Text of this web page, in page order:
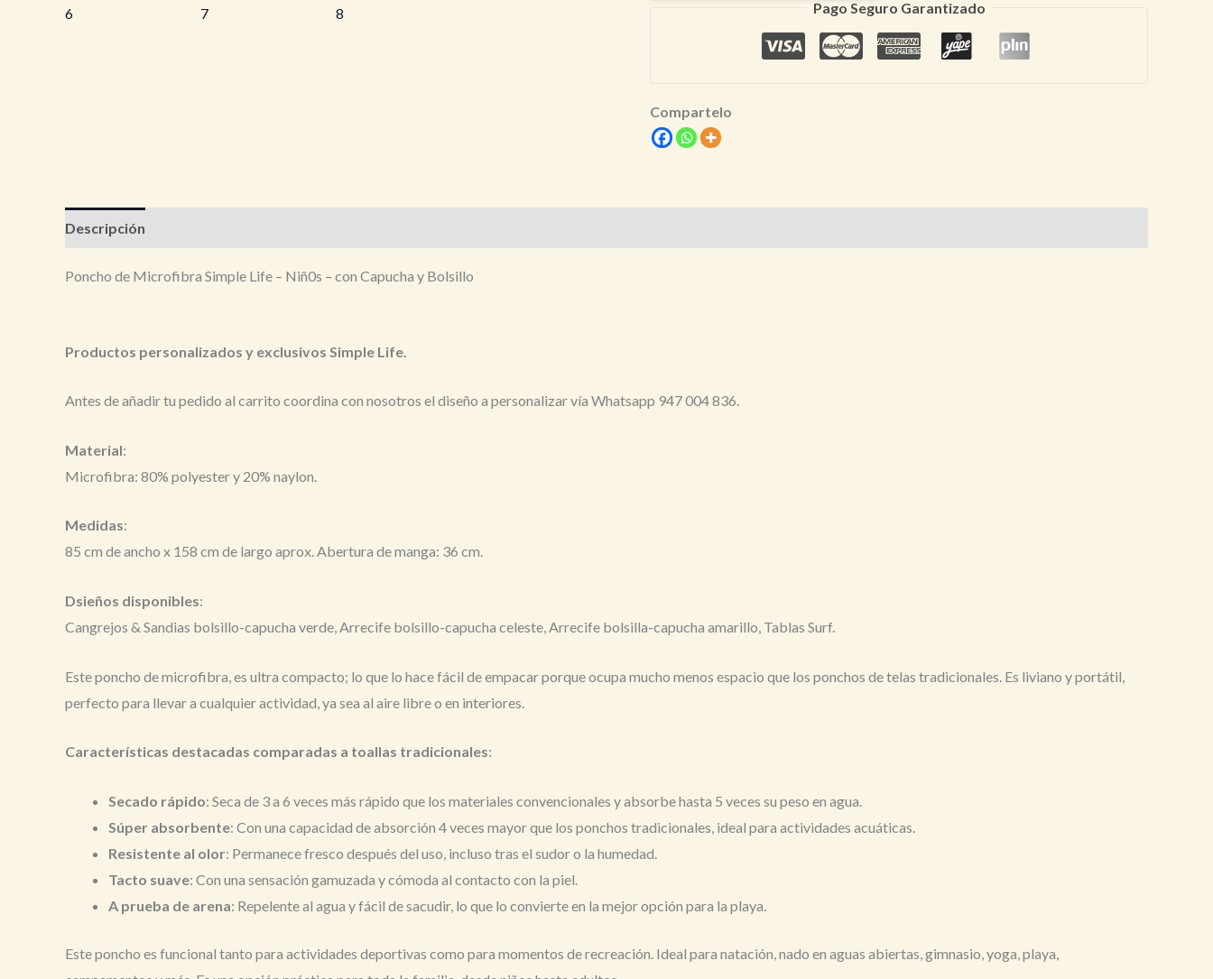
Simple
Niños
cantidad
Pago Seguro Garantizado
Compartelo
Descripción
Poncho de Microfibra Simple Life – Niñ0s – con Capucha y Bolsillo
Productos personalizados y exclusivos Simple Life.
Antes de añadir tu pedido al carrito coordina con nosotros el diseño a personalizar vía Whatsapp 947 004 836.
Material:
Microfibra: 80% polyester y 20% naylon.
Medidas:
85 cm de ancho x 158 cm de largo aprox. Abertura de manga: 36 cm.
Dsieños disponibles:
Cangrejos & Sandias bolsillo-capucha verde, Arrecife bolsillo-capucha celeste, Arrecife bolsilla-capucha amarillo, Tablas Surf.
Este poncho de microfibra, es ultra compacto; lo que lo hace fácil de empacar porque ocupa mucho menos espacio que los ponchos de telas tradicionales. Es liviano y portátil,
perfecto para llevar a cualquier actividad, ya sea al aire libre o en interiores.
Características destacadas comparadas a toallas tradicionales:
Secado rápido: Seca de 3 a 6 veces más rápido que los materiales convencionales y absorbe hasta 5 veces su peso en agua.
Súper absorbente: Con una capacidad de absorción 4 veces mayor que los ponchos tradicionales, ideal para actividades acuáticas.
Resistente al olor: Permanece fresco después del uso, incluso tras el sudor o la humedad.
Tacto suave: Con una sensación gamuzada y cómoda al contacto con la piel.
A prueba de arena: Repelente al agua y fácil de sacudir, lo que lo convierte en la mejor opción para la playa.
Este poncho es funcional tanto para actividades deportivas como para momentos de recreación. Ideal para natación, nado en aguas abiertas, gimnasio, yoga, playa,